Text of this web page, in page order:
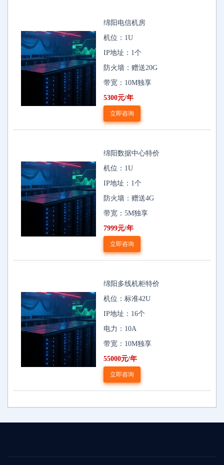
绵阳电信机房
机位：1U
IP地址：1个
防火墙：赠送20G
带宽：10M独享
5300元/年
立即咨询
绵阳数据中心特价
机位：1U
IP地址：1个
防火墙：赠送4G
带宽：5M独享
7999元/年
立即咨询
绵阳多线机柜特价
机位：标准42U
IP地址：16个
电力：10A
带宽：10M独享
55000元/年
立即咨询